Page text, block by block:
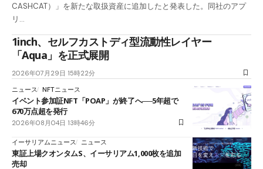
CASHCAT）」を新たな取扱資産に追加したと発表した。同社のアプ
リ…
1inch、セルフカストディ型流動性レイヤー
「Aqua」を正式展開
2026年07月29日 15時22分
ニュース NFTニュース
イベント参加証NFT「POAP」が終了へ──5年超で
670万点超を発行
2026年08月04日 13時46分
イーサリアムニュース ニュース
東証上場クオンタムS、イーサリアム1,000枚を追加
売却